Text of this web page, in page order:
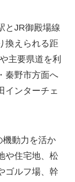
とJR御殿場線
換えられる距
主要県道を利
秦野市方面へ
インターチェ
動力を活か
や住宅地、松
ゴルフ場、幹